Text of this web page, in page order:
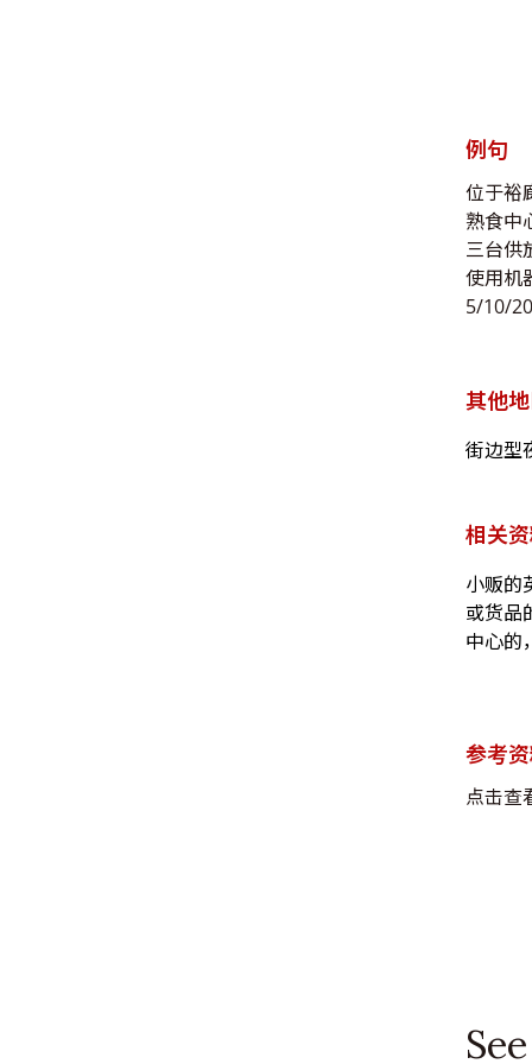
例句
位于裕
熟食中
三台供
使用机
5/10/
其他
街边型
相关
小贩的
或货品
中心的
参考
点击查